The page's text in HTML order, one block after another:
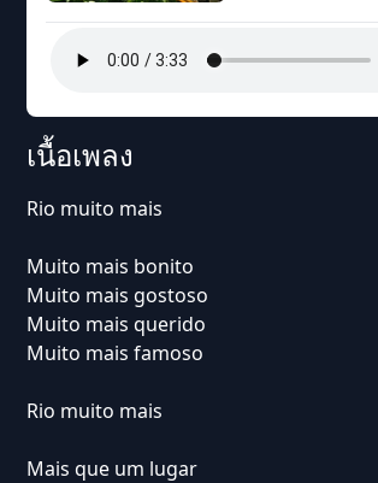
เนื้อเพลง
Rio muito mais
Muito mais bonito
Muito mais gostoso
Muito mais querido
Muito mais famoso
Rio muito mais
Mais que um lugar